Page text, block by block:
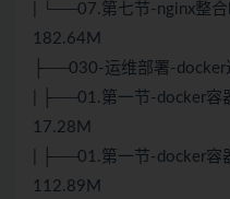
| └──07.第七节-nginx整
182.64M
├──030-运维部署-docker
| ├──01.第一节-docker容
17.28M
| ├──01.第一节-docker容
112.89M